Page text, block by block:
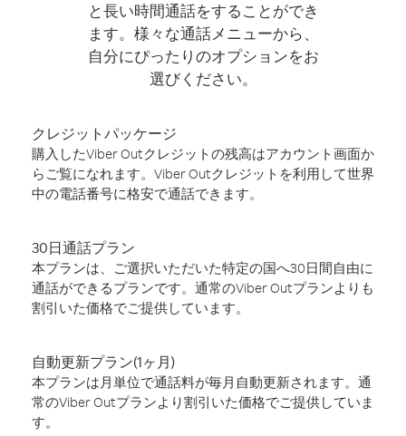
と長い時間通話をすることができ
ます。様々な通話メニューから、
自分にぴったりのオプションをお
選びください。
クレジットパッケージ
購入したViber Outクレジットの残高はアカウント画面か
らご覧になれます。Viber Outクレジットを利用して世界
中の電話番号に格安で通話できます。
30日通話プラン
本プランは、ご選択いただいた特定の国へ30日間自由に
通話ができるプランです。通常のViber Outプランよりも
割引いた価格でご提供しています。
自動更新プラン(1ヶ月)
本プランは月単位で通話料が毎月自動更新されます。通
常のViber Outプランより割引いた価格でご提供していま
す。